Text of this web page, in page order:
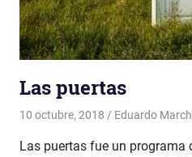
Las puertas
10 octubre, 2018 Eduardo
Las puertas fue un